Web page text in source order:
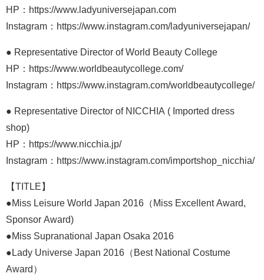
HP：https://www.ladyuniversejapan.com
Instagram：https://www.instagram.com/ladyuniversejapan/
● Representative Director of World Beauty College
HP：https://www.worldbeautycollege.com/
Instagram：https://www.instagram.com/worldbeautycollege/
● Representative Director of NICCHIA ( Imported dress
shop)
HP：https://www.nicchia.jp/
Instagram：https://www.instagram.com/importshop_nicchia/
【TITLE】
●Miss Leisure World Japan 2016（Miss Excellent Award,
Sponsor Award)
●Miss Supranational Japan Osaka 2016
●Lady Universe Japan 2016（Best National Costume
Award）